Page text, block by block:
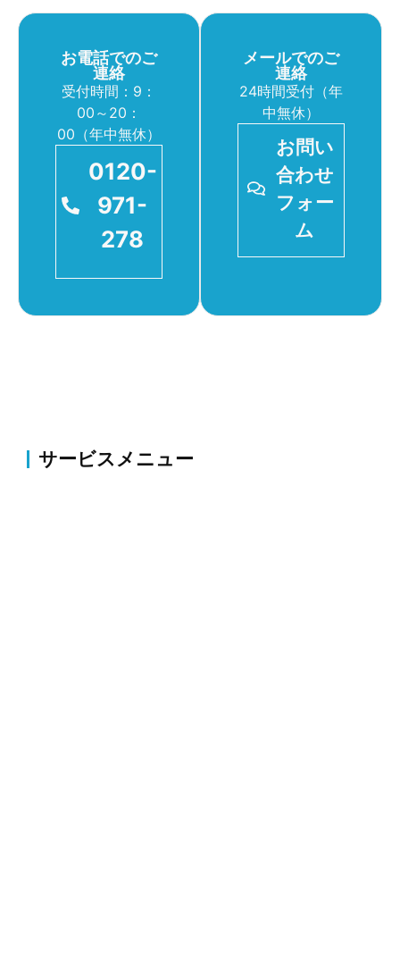
お電話でのご
連絡
受付時間：9：
00～20：
00（年中無休）
0120-
971-
278
メールでのご
連絡
24時間受付（年
中無休）
お問い
合わせ
フォー
ム
サービスメニュー